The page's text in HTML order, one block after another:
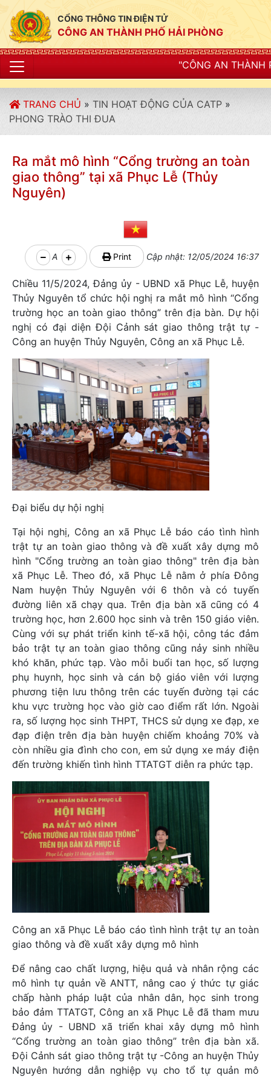
CỔNG THÔNG TIN ĐIỆN TỬ
CÔNG AN THÀNH PHỐ HẢI PHÒNG
"CÔNG AN THÀNH PHỐ HẢI PHÒNG
TRANG CHỦ » TIN HOẠT ĐỘNG CỦA CATP »
PHONG TRÀO THI ĐUA
Ra mắt mô hình “Cổng trường an toàn
giao thông” tại xã Phục Lễ (Thủy
Nguyên)
A Print Cập nhật: 12/05/2024 16:37
Chiều 11/5/2024, Đảng ủy - UBND xã Phục Lễ, huyện
Thủy Nguyên tổ chức hội nghị ra mắt mô hình “Cổng
trường học an toàn giao thông” trên địa bàn. Dự hội
nghị có đại diện Đội Cảnh sát giao thông trật tự -
Công an huyện Thủy Nguyên, Công an xã Phục Lễ.
Đại biểu dự hội nghị
Tại hội nghị, Công an xã Phục Lễ báo cáo tình hình
trật tự an toàn giao thông và đề xuất xây dựng mô
hình "Cổng trường an toàn giao thông" trên địa bàn
xã Phục Lễ. Theo đó, xã Phục Lễ nằm ở phía Đông
Nam huyện Thủy Nguyên với 6 thôn và có tuyến
đường liên xã chạy qua. Trên địa bàn xã cũng có 4
trường học, hơn 2.600 học sinh và trên 150 giáo viên.
Cùng với sự phát triển kinh tế-xã hội, công tác đảm
bảo trật tự an toàn giao thông cũng nảy sinh nhiều
khó khăn, phức tạp. Vào mỗi buổi tan học, số lượng
phụ huynh, học sinh và cán bộ giáo viên với lượng
phương tiện lưu thông trên các tuyến đường tại các
khu vực trường học vào giờ cao điểm rất lớn. Ngoài
ra, số lượng học sinh THPT, THCS sử dụng xe đạp, xe
đạp điện trên địa bàn huyện chiếm khoảng 70% và
còn nhiều gia đình cho con, em sử dụng xe máy điện
đến trường khiến tình hình TTATGT diễn ra phức tạp.
Công an xã Phục Lễ báo cáo tình hình trật tự an toàn
giao thông và đề xuất xây dựng mô hình
Để nâng cao chất lượng, hiệu quả và nhân rộng các
mô hình tự quản về ANTT, nâng cao ý thức tự giác
chấp hành pháp luật của nhân dân, học sinh trong
bảo đảm TTATGT, Công an xã Phục Lễ đã tham mưu
Đảng ủy - UBND xã triển khai xây dựng mô hình
“Cổng trường an toàn giao thông” trên địa bàn xã.
Đội Cảnh sát giao thông trật tự -Công an huyện Thủy
Nguyên hướng dẫn nghiệp vụ cho tổ tự quản mô